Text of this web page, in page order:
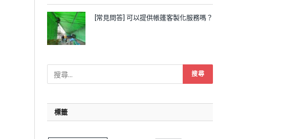
[常見問答] 可以提供帳篷客製化服務嗎？
標籤